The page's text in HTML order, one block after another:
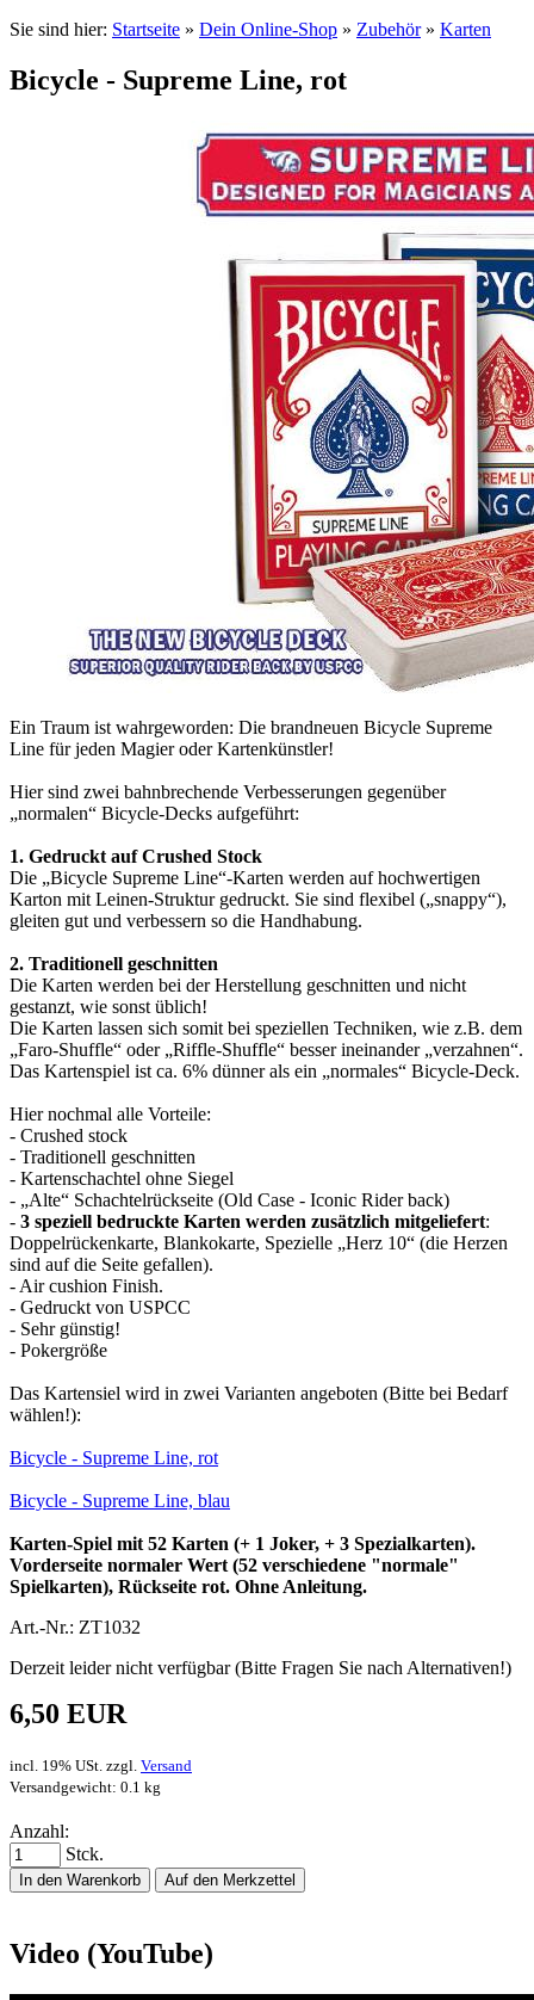
Sie sind hier: Startseite » Dein Online-Shop » Zubehör» Karten
Bicycle - Supreme Line, rot
Ein Traum ist wahrgeworden: Die brandneuen Bicycle Supreme
Line für jeden Magier oder Kartenkünstler!
Hier sind zwei bahnbrechende Verbesserungen gegenüber
„normalen“ Bicycle-Decks aufgeführt:
1. Gedruckt auf Crushed Stock
Die „Bicycle Supreme Line“-Karten werden auf hochwertigen
Karton mit Leinen-Struktur gedruckt. Sie sind flexibel („snappy“),
gleiten gut und verbessern so die Handhabung.
2. Traditionell geschnitten
Die Karten werden bei der Herstellung geschnitten und nicht
gestanzt, wie sonst üblich!
Die Karten lassen sich somit bei speziellen Techniken, wie z.B. dem
„Faro-Shuffle“ oder „Riffle-Shuffle“ besser ineinander „verzahnen“.
Das Kartenspiel ist ca. 6% dünner als ein „normales“ Bicycle-Deck.
Hier nochmal alle Vorteile:
- Crushed stock
- Traditionell geschnitten
- Kartenschachtel ohne Siegel
- „Alte“ Schachtelrückseite (Old Case - Iconic Rider back)
- 3 speziell bedruckte Karten werden zusätzlich mitgeliefert:
Doppelrückenkarte, Blankokarte, Spezielle „Herz 10“ (die Herzen
sind auf die Seite gefallen).
- Air cushion Finish.
- Gedruckt von USPCC
- Sehr günstig!
- Pokergröße
Das Kartensiel wird in zwei Varianten angeboten (Bitte bei Bedarf
wählen!):
Bicycle - Supreme Line, rot
Bicycle - Supreme Line, blau
Karten-Spiel mit 52 Karten (+ 1 Joker, + 3 Spezialkarten).
Vorderseite normaler Wert (52 verschiedene "normale"
Spielkarten), Rückseite rot. Ohne Anleitung.
Art.-Nr.: ZT1032
Derzeit leider nicht verfügbar (Bitte Fragen Sie nach Alternativen!)
6,50 EUR
incl. 19% USt. zzgl. Versand
Versandgewicht: 0.1 kg
Anzahl:
Stck.
In den Warenkorb Auf den Merkzettel
Video (YouTube)